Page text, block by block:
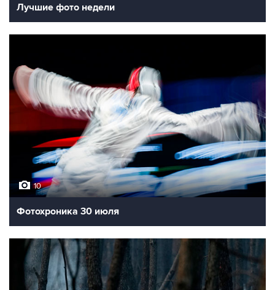
Лучшие фото недели
10
Фотохроника 30 июля